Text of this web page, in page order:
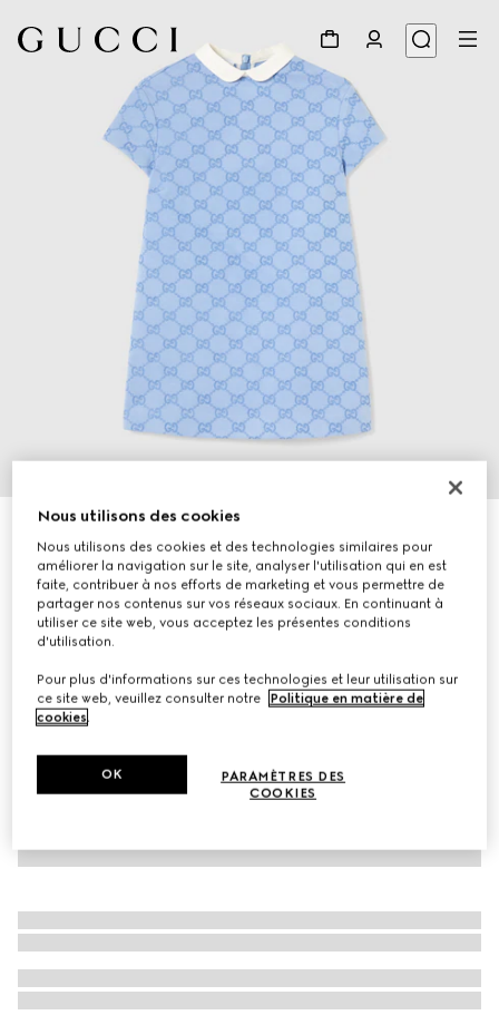
CHF 950
Déclinaisonsbleu clair
Nous utilisons des cookies
Nous utilisons des cookies et des technologies similaires pour
améliorer la navigation sur le site, analyser l'utilisation qui en est
faite, contribuer à nos efforts de marketing et vous permettre de
partager nos contenus sur vos réseaux sociaux. En continuant à
utiliser ce site web, vous acceptez les présentes conditions
d'utilisation.
Pour plus d'informations sur ces technologies et leur utilisation sur
ce site web, veuillez consulter notre
Politique en matière de
cookies.
PARAMÈTRES DES
COOKIES
OK